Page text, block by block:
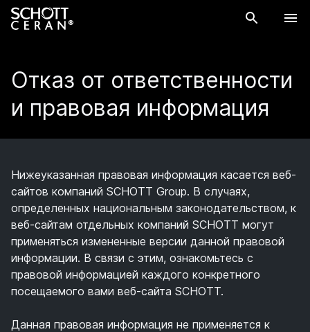
Отказ от ответственности
и правовая информация
Нижеуказанная правовая информация касается веб-
сайтов компаний SCHOTT Group. В случаях,
определенных национальным законодательством, к
веб-сайтам отдельных компаний SCHOTT могут
применяться измененные версии данной правовой
информации. В связи с этим, ознакомьтесь с
правовой информацией каждого конкретного
посещаемого вами веб-сайта SCHOTT.
Данная правовая информация не применяется к